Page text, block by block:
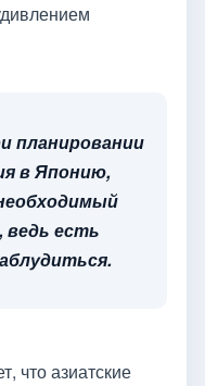
планировании
в Японию,
есть
что азиатские